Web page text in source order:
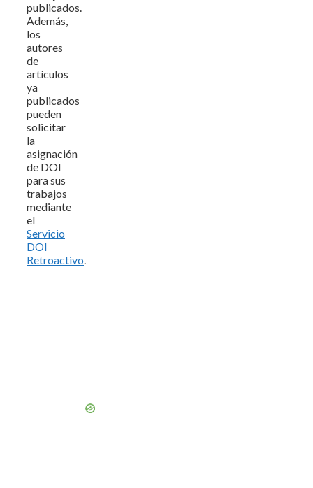
publicados.
Además,
los
autores
de
artículos
ya
publicados
pueden
solicitar
la
asignación
de DOI
para sus
trabajos
mediante
el
Servicio
DOI
Retroactivo.